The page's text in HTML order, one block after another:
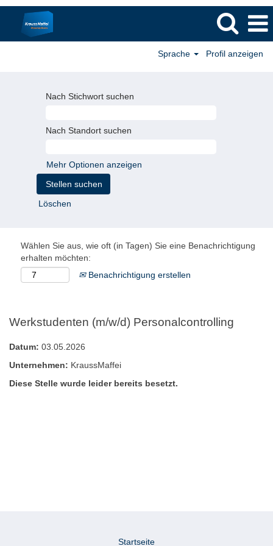
Sprache Profil anzeigen
Nach Stichwort suchen
Nach Standort suchen
Mehr Optionen anzeigen
Löschen
Wählen Sie aus, wie oft (in Tagen) Sie eine Benachrichtigung
erhalten möchten:
Benachrichtigung erstellen
Werkstudenten (m/w/d) Personalcontrolling
Datum: 03.05.2026
Unternehmen: KraussMaffei
Diese Stelle wurde leider bereits besetzt.
Startseite